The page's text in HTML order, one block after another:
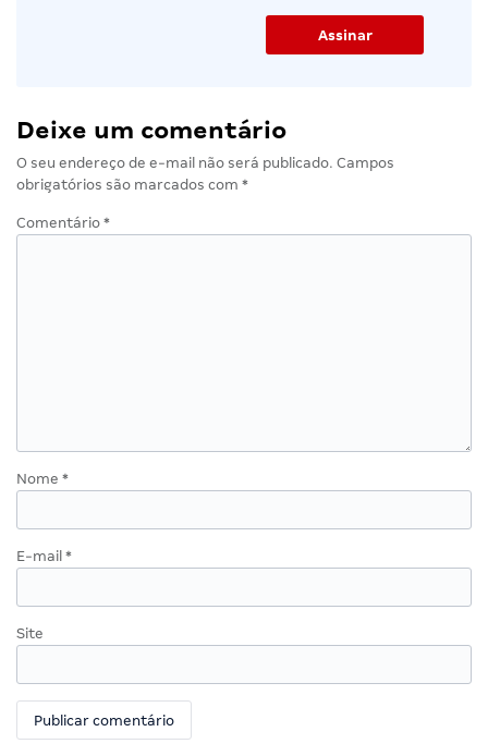
Deixe um comentário
O seu endereço de e-mail não será publicado. Campos
obrigatórios são marcados com *
Comentário *
Nome *
E-mail *
Site